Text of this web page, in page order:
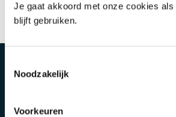
Je gaat akkoord met onze cookies
blijft gebruiken.
Noodzakelijk
Voorkeuren